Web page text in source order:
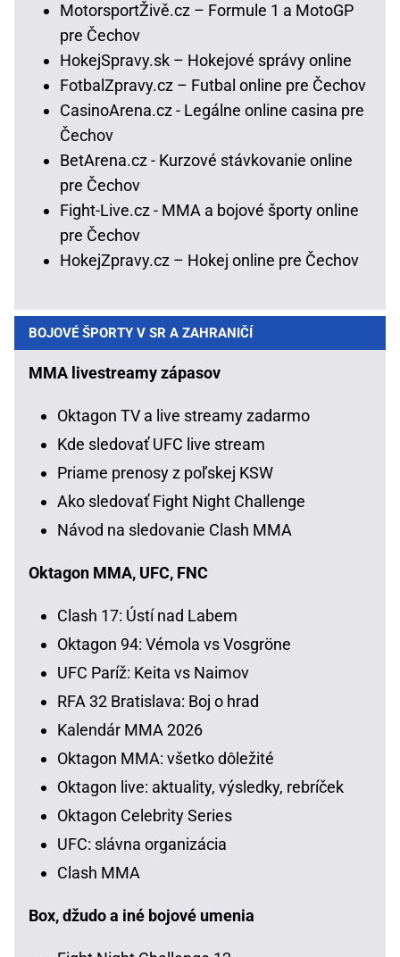
MotorsportŽivě.cz – Formule 1 a MotoGP
pre Čechov
HokejSpravy.sk – Hokejové správy online
FotbalZpravy.cz – Futbal online pre Čechov
CasinoArena.cz - Legálne online casina pre
Čechov
BetArena.cz - Kurzové stávkovanie online
pre Čechov
Fight-Live.cz - MMA a bojové športy online
pre Čechov
HokejZpravy.cz – Hokej online pre Čechov
BOJOVÉ ŠPORTY V SR A ZAHRANIČÍ
MMA livestreamy zápasov
Oktagon TV a live streamy zadarmo
Kde sledovať UFC live stream
Priame prenosy z poľskej KSW
Ako sledovať Fight Night Challenge
Návod na sledovanie Clash MMA
Oktagon MMA, UFC, FNC
Clash 17: Ústí nad Labem
Oktagon 94: Vémola vs Vosgröne
UFC Paríž: Keita vs Naimov
RFA 32 Bratislava: Boj o hrad
Kalendár MMA 2026
Oktagon MMA: všetko dôležité
Oktagon live: aktuality, výsledky, rebríček
Oktagon Celebrity Series
UFC: slávna organizácia
Clash MMA
Box, džudo a iné bojové umenia